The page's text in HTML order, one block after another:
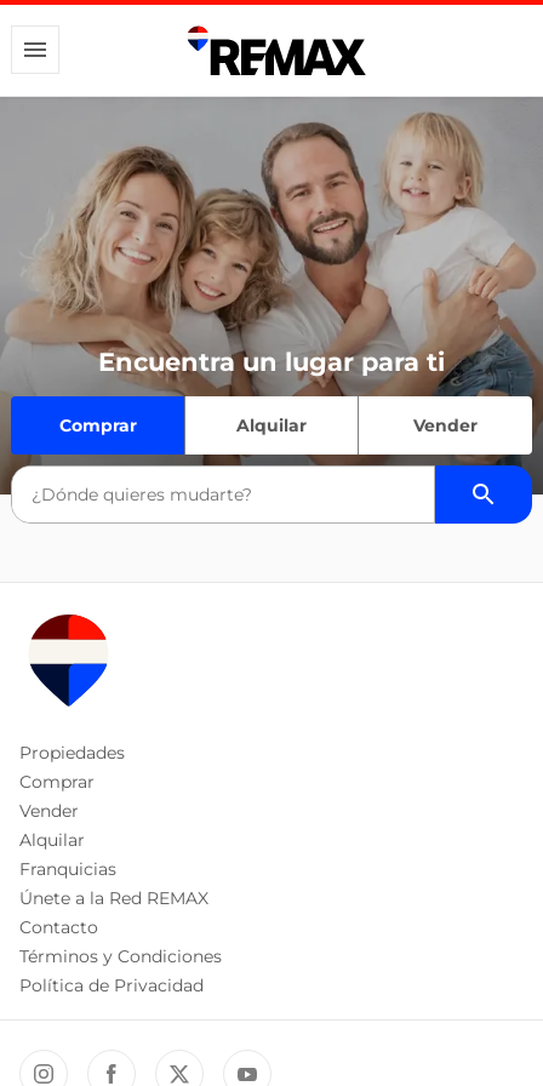
Encuentra un lugar para ti
Comprar Alquilar Vender
Propiedades
Comprar
Vender
Alquilar
Franquicias
Únete a la Red REMAX
Contacto
Términos y Condiciones
Política de Privacidad